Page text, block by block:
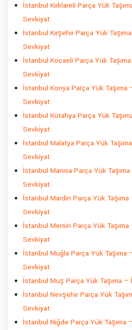
İstanbul Kırklareli Parça Yük
Sevkiyat
İstanbul Kırşehir Parça Yük
Sevkiyat
İstanbul Kocaeli Parça Yük
Sevkiyat
İstanbul Konya Parça Yük
Sevkiyat
İstanbul Kütahya Parça Yük
Sevkiyat
İstanbul Malatya Parça Yük
Sevkiyat
İstanbul Manisa Parça Yük
Sevkiyat
İstanbul Mardin Parça Yük
Sevkiyat
İstanbul Mersin Parça Yük
Sevkiyat
İstanbul Muğla Parça Yük Taşıma
Sevkiyat
İstanbul Muş Parça Yük Taşıma
İstanbul Nevşehir Parça Yük
Sevkiyat
İstanbul Niğde Parça Yük Taşıma